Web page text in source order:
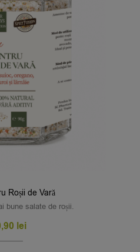
Roșii de Vară
bune salate de roșii.
lei